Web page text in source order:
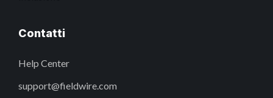
Contatti
Help Center
support@fieldwire.com